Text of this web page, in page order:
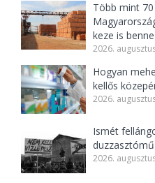
Több mint
keze is
2026.
Hogyan
kellős
2026.
Ismét
2026.